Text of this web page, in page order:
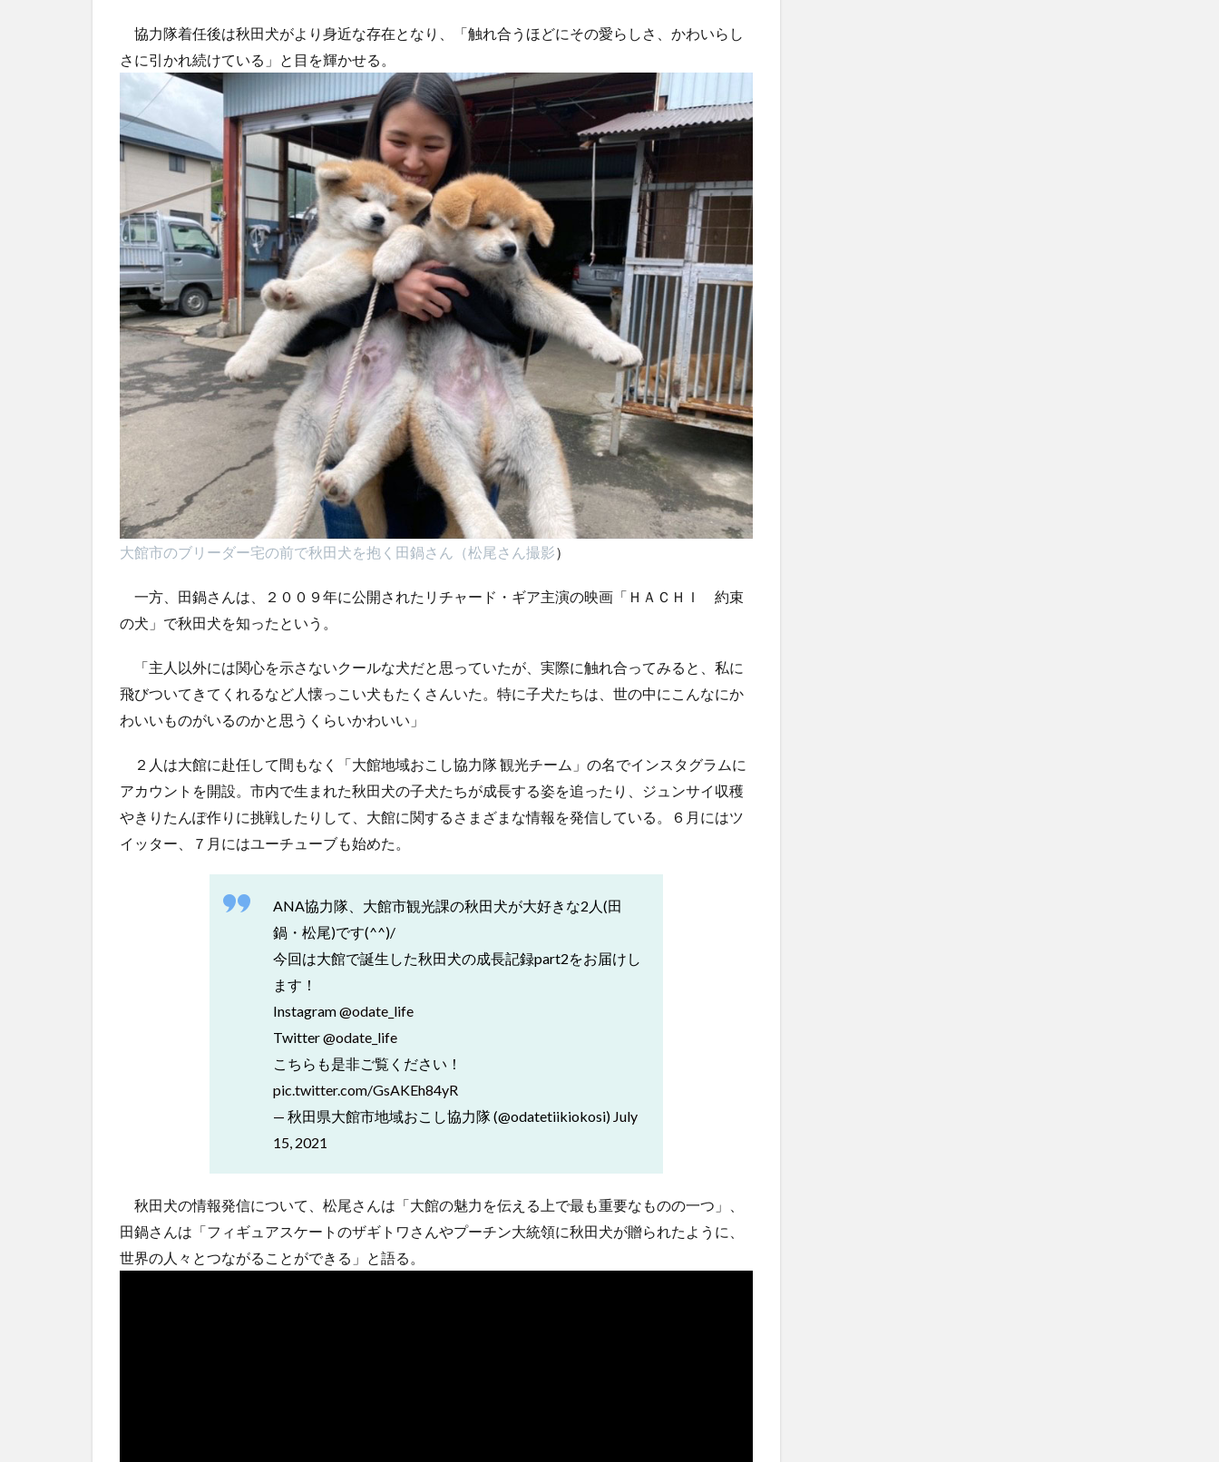
協力隊着任後は秋田犬がより身近な存在となり、「触れ合うほどにその愛らしさ、かわいらし
さに引かれ続けている」と目を輝かせる。
大館市のブリーダー宅の前で秋田犬を抱く田鍋さん（松尾さん撮影）
一方、田鍋さんは、２００９年に公開されたリチャード・ギア主演の映画「ＨＡＣＨＩ 約束
の犬」で秋田犬を知ったという。
「主人以外には関心を示さないクールな犬だと思っていたが、実際に触れ合ってみると、私に
飛びついてきてくれるなど人懐っこい犬もたくさんいた。特に子犬たちは、世の中にこんなにか
わいいものがいるのかと思うくらいかわいい」
２人は大館に赴任して間もなく「大館地域おこし協力隊 観光チーム」の名でインスタグラムに
アカウントを開設。市内で生まれた秋田犬の子犬たちが成長する姿を追ったり、ジュンサイ収穫
やきりたんぽ作りに挑戦したりして、大館に関するさまざまな情報を発信している。６月にはツ
イッター、７月にはユーチューブも始めた。
ANA協力隊、大館市観光課の秋田犬が大好きな2人(田
鍋・松尾)です(^^)/
今回は大館で誕生した秋田犬の成長記録part2をお届けし
ます！
Instagram@odate_life
Twitter@odate_life
こちらも是非ご覧ください！
pic.twitter.com/GsAKEh84yR
— 秋田県大館市地域おこし協力隊 (@odatetiikiokosi) July
15, 2021
秋田犬の情報発信について、松尾さんは「大館の魅力を伝える上で最も重要なものの一つ」、
田鍋さんは「フィギュアスケートのザギトワさんやプーチン大統領に秋田犬が贈られたように、
世界の人々とつながることができる」と語る。